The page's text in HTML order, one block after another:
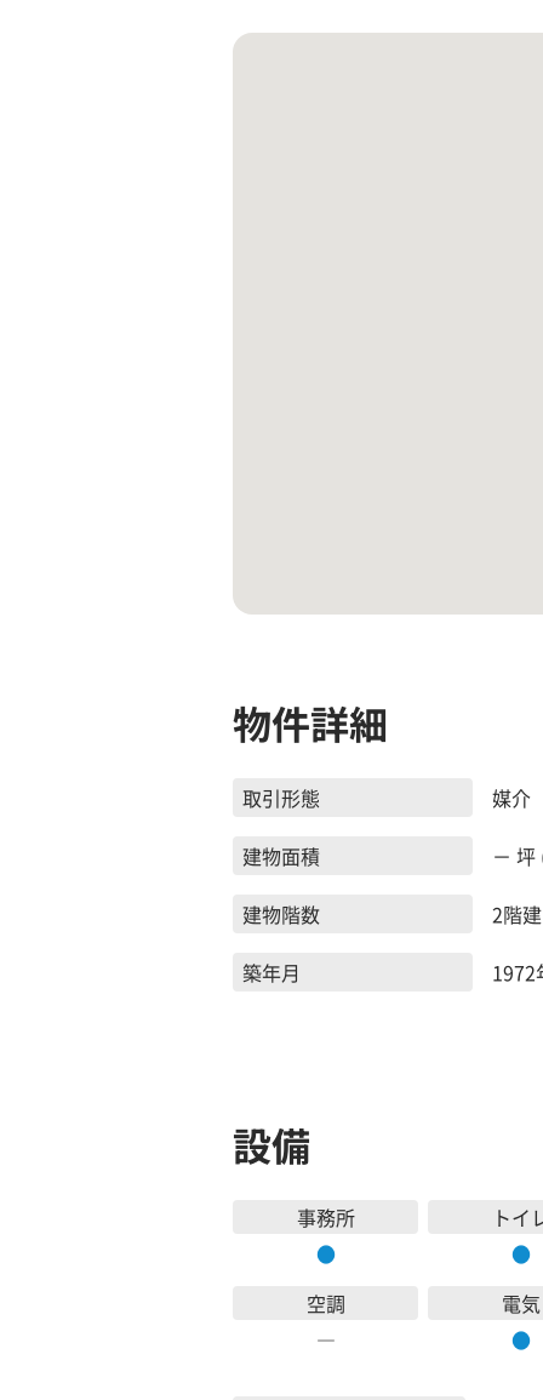
物件詳細
取引形態
媒介
建物面積
－ 坪
建物階数
2階建
築年月
1972
設備
事務所
●
トイ
●
空調
―
電気
●